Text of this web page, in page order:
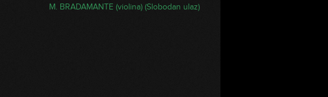
M. BRADAMANTE (violina) (Slobodan ulaz)